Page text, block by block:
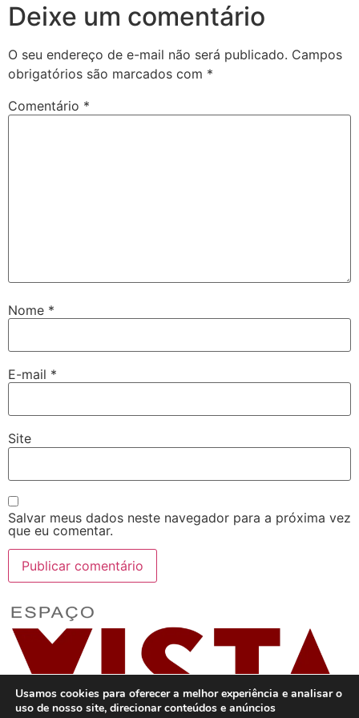
Deixe um comentário
O seu endereço de e-mail não será publicado. Campos
obrigatórios são marcados com *
Comentário *
Nome *
E-mail *
Site
Salvar meus dados neste navegador para a próxima vez
que eu comentar.
Usamos cookies para oferecer a melhor experiência e analisar o
uso de nosso site, direcionar conteúdos e anúncios